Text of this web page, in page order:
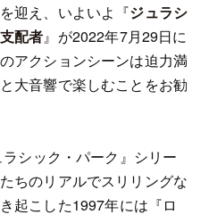
迎え、いよいよ『ジュラシ
配者』が2022年7月29日に
アクションシーンは迫力満
大音響で楽しむことをお勧
シック・パーク』シリー
ちのリアルでスリリングな
起こした1997年には『ロ